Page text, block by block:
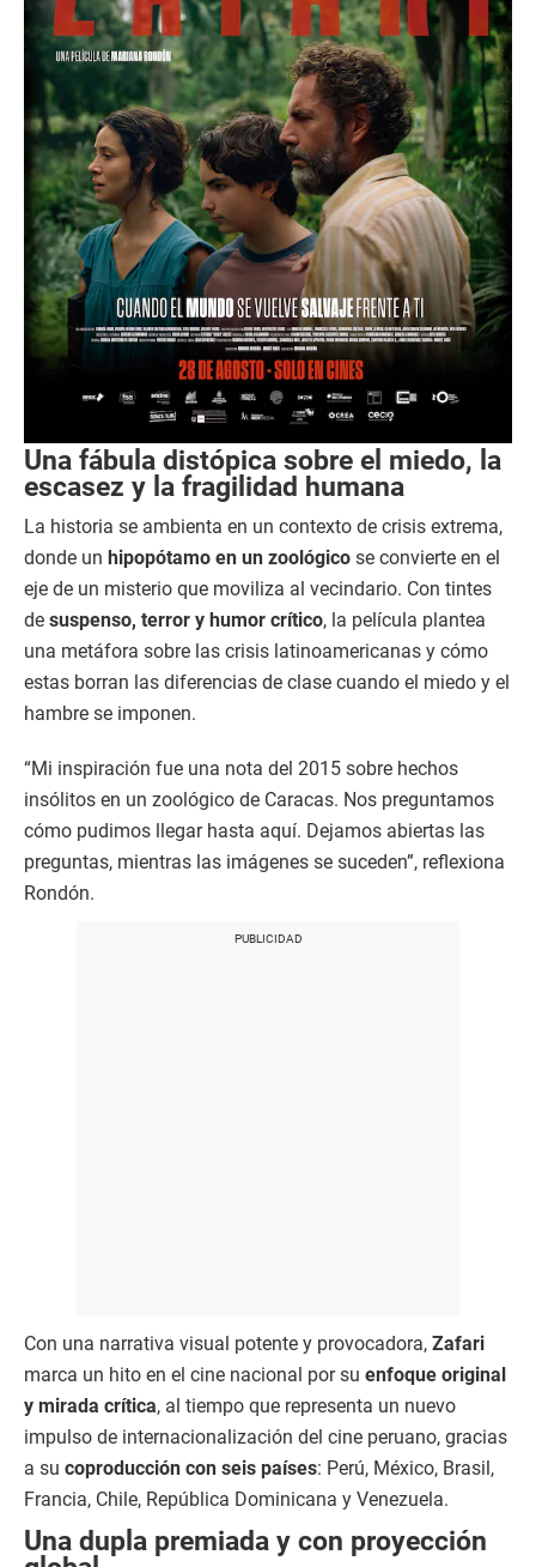
Una fábula distópica sobre el miedo, la
escasez y la fragilidad humana
La historia se ambienta en un contexto de crisis extrema,
donde un hipopótamo en un zoológico se convierte en el
eje de un misterio que moviliza al vecindario. Con tintes
de suspenso, terror y humor crítico, la película plantea
una metáfora sobre las crisis latinoamericanas y cómo
estas borran las diferencias de clase cuando el miedo y el
hambre se imponen.
“Mi inspiración fue una nota del 2015 sobre hechos
insólitos en un zoológico de Caracas. Nos preguntamos
cómo pudimos llegar hasta aquí. Dejamos abiertas las
preguntas, mientras las imágenes se suceden”, reflexiona
Rondón.
Con una narrativa visual potente y provocadora, Zafari
marca un hito en el cine nacional por su enfoque original
y mirada crítica, al tiempo que representa un nuevo
impulso de internacionalización del cine peruano, gracias
a su coproducción con seis países: Perú, México, Brasil,
Francia, Chile, República Dominicana y Venezuela.
Una dupla premiada y con proyección